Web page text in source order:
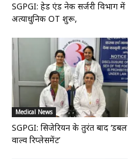
SGPGI: हेड एंड नेक सर्जरी विभाग में
अत्याधुनिक OT शुरू,
Medical News
SGPGI: सिजेरियन के तुरंत बाद ‘डबल
वाल्व रिप्लेसमेंट’